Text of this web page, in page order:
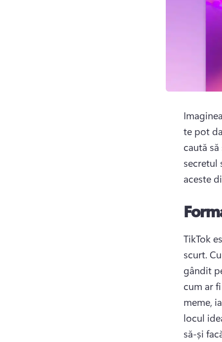
te pot
caută
secretul
aceste
TikTok
scurt.
gândit
cum ar
meme,
locul
să-și